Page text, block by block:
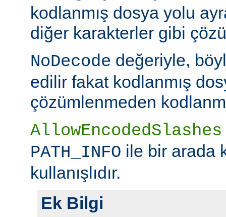
kodlanmış dosya yolu
diğer karakterler gibi
NoDecode değeriyle,
edilir fakat kodlanmış
çözümlenmeden
AllowEncodedSlashes
PATH_INFO ile bir arada
kullanışlıdır.
Ek Bilgi